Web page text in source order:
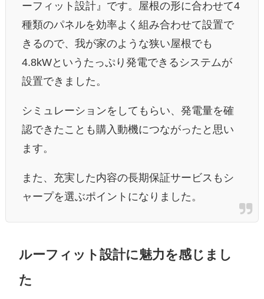
ーフィット設計』です。屋根の形に合わせて4
種類のパネルを効率よく組み合わせて設置で
きるので、我が家のような狭い屋根でも
4.8kWというたっぷり発電できるシステムが
設置できました。
シミュレーションをしてもらい、発電量を確
認できたことも購入動機につながったと思い
ます。
また、充実した内容の長期保証サービスもシ
ャープを選ぶポイントになりました。
ルーフィット設計に魅力を感じまし
た